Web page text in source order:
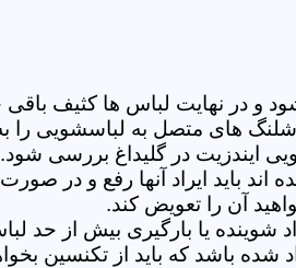
در نهایت لباس ها کثیف باقی
شلنگ های متصل به لباسشویی را
ایندزیت در گلیداغ بررسی شود.
باید ایراد آنها رفع و در
آن را تعویض کند.
شوینده یا بارگیری بیش از حد
باشد که باید از تکنسین